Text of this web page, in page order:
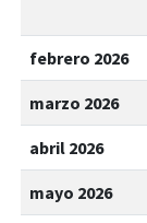
febrero 2026
marzo 2026
abril 2026
mayo 2026